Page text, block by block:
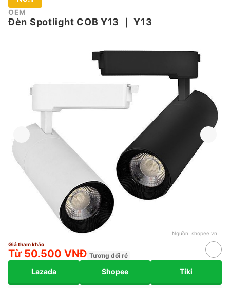
OEM
Đèn Spotlight COB Y13 ｜Y13
Nguồn: shopee.vn
Giá tham khảo
Từ 50.500 VNĐ Tương đối rẻ
Lazada Shopee Tiki